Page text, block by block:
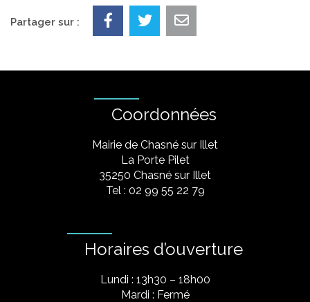
Partager sur :
Coordonnées
Mairie de Chasné sur Illet
La Porte Pilet
35250 Chasné sur Illet
Tel : 02 99 55 22 79
Horaires d’ouverture
Lundi : 13h30 – 18h00
Mardi : Fermé